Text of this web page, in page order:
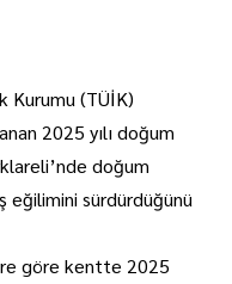
Kurumu (TÜİK)
2025 yılı doğum
doğum
eğilimini sürdürdüğünü
göre kentte 2025